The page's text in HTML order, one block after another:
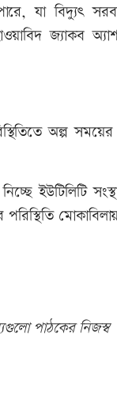
যা বিদ্যুৎ
জ্যাকব
অল্প
ইউটিলিটি
পাঠকের নিজস্ব